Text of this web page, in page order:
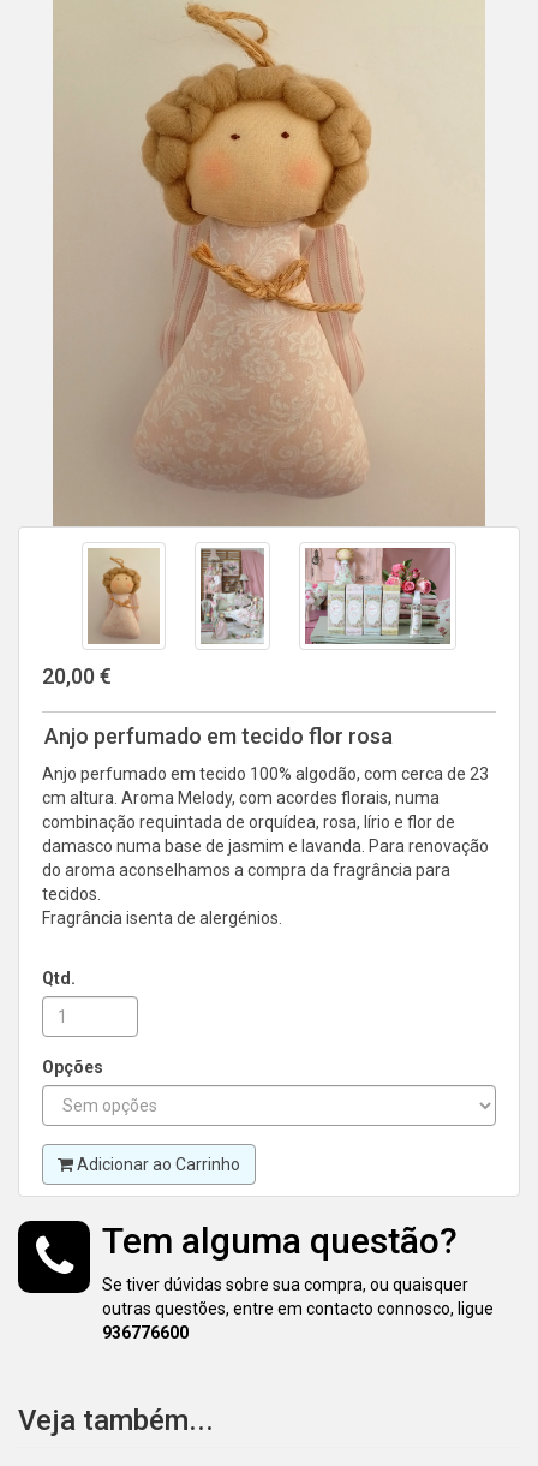
20,00 €
Anjo perfumado em tecido flor rosa
Anjo perfumado em tecido 100% algodão, com cerca de 23
cm altura. Aroma Melody, com acordes florais, numa
combinação requintada de orquídea, rosa, lírio e flor de
damasco numa base de jasmim e lavanda. Para renovação
do aroma aconselhamos a compra da fragrância para
tecidos.
Fragrância isenta de alergénios.
Qtd.
Opções
Adicionar ao Carrinho
Tem alguma questão?
Se tiver dúvidas sobre sua compra, ou quaisquer
outras questões, entre em contacto connosco, ligue
936776600
Veja também...